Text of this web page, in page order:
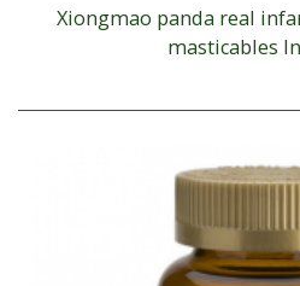
Xiongmao panda real
masticables